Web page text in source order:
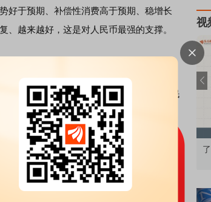
好于预期、补偿性消费高于预期、稳增长
越来越好，这是对人民币最强的支撑。
可谓十分迅速。5日早间，在岸、离岸人民
性的结汇因素，人民币兑美元即期汇率
视
色品种 了解北交所知识 做理性投资者